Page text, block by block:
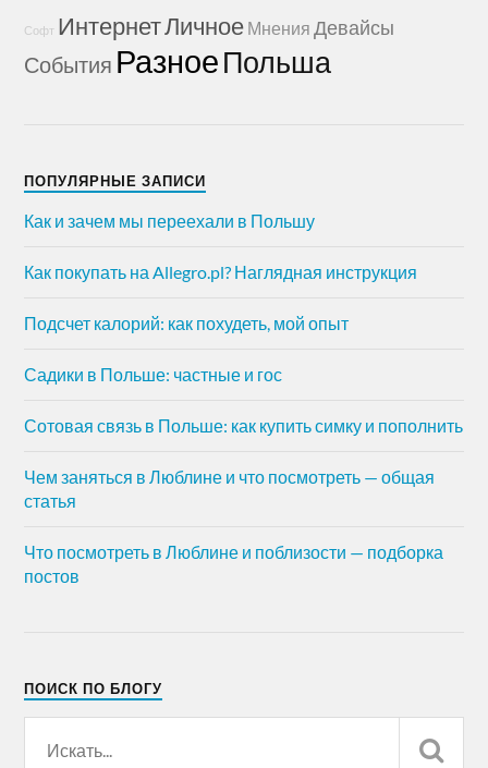
Софт ИнтернетЛичное Мнения Девайсы
События РазноеПольша
ПОПУЛЯРНЫЕ ЗАПИСИ
Как и зачем мы переехали в Польшу
Как покупать на Allegro.pl? Наглядная инструкция
Подсчет калорий: как похудеть, мой опыт
Садики в Польше: частные и гос
Сотовая связь в Польше: как купить симку и пополнить
Чем заняться в Люблине и что посмотреть — общая
статья
Что посмотреть в Люблине и поблизости — подборка
постов
ПОИСК ПО БЛОГУ